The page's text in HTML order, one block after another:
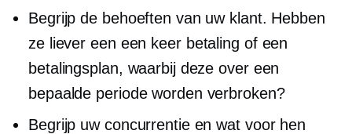
Begrijp de behoeften van uw klant. Hebben
ze liever een een keerbetaling of een
betalingsplan, waarbij deze over een
bepaalde periode worden verbroken?
Begrijp uw concurrentie en wat voor hen